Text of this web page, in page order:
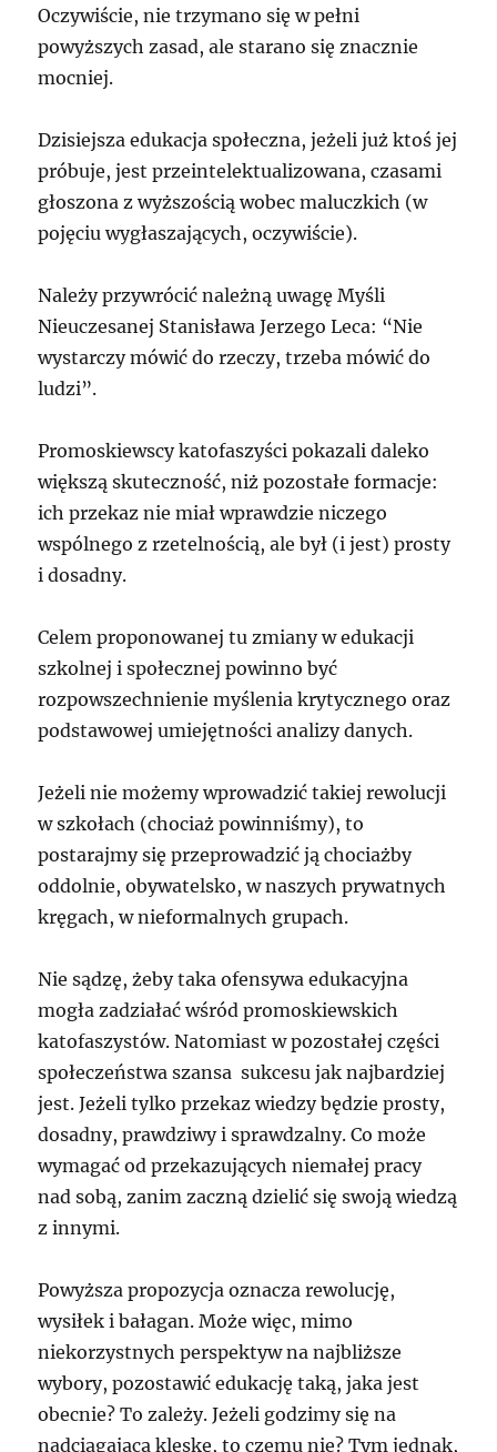
Oczywiście, nie trzymano się w pełni
powyższych zasad, ale starano się znacznie
mocniej.
Dzisiejsza edukacja społeczna, jeżeli już ktoś jej
próbuje, jest przeintelektualizowana, czasami
głoszona z wyższością wobec maluczkich (w
pojęciu wygłaszających, oczywiście).
Należy przywrócić należną uwagę Myśli
Nieuczesanej Stanisława Jerzego Leca: “Nie
wystarczy mówić do rzeczy, trzeba mówić do
ludzi”.
Promoskiewscy katofaszyści pokazali daleko
większą skuteczność, niż pozostałe formacje:
ich przekaz nie miał wprawdzie niczego
wspólnego z rzetelnością, ale był (i jest) prosty
i dosadny.
Celem proponowanej tu zmiany w edukacji
szkolnej i społecznej powinno być
rozpowszechnienie myślenia krytycznego oraz
podstawowej umiejętności analizy danych.
Jeżeli nie możemy wprowadzić takiej rewolucji
w szkołach (chociaż powinniśmy), to
postarajmy się przeprowadzić ją chociażby
oddolnie, obywatelsko, w naszych prywatnych
kręgach, w nieformalnych grupach.
Nie sądzę, żeby taka ofensywa edukacyjna
mogła zadziałać wśród promoskiewskich
katofaszystów. Natomiast w pozostałej części
społeczeństwa szansa sukcesu jak najbardziej
jest. Jeżeli tylko przekaz wiedzy będzie prosty,
dosadny, prawdziwy i sprawdzalny. Co może
wymagać od przekazujących niemałej pracy
nad sobą, zanim zaczną dzielić się swoją wiedzą
z innymi.
Powyższa propozycja oznacza rewolucję,
wysiłek i bałagan. Może więc, mimo
niekorzystnych perspektyw na najbliższe
wybory, pozostawić edukację taką, jaka jest
obecnie? To zależy. Jeżeli godzimy się na
nadciągającą klęskę, to czemu nie? Tym jednak,